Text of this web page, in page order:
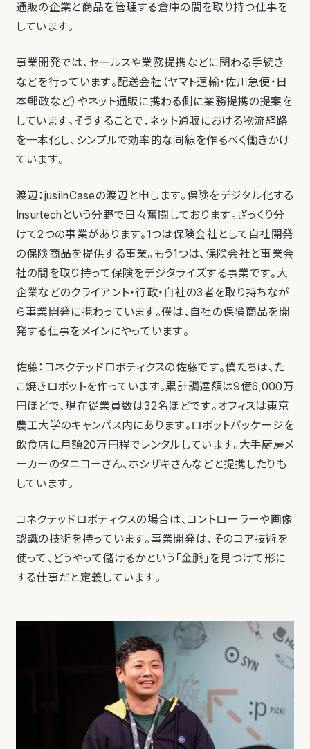
通販の企業と商品を管理する倉庫の間を取り持つ仕事を
しています。
事業開発では、セールスや業務提携などに関わる手続き
などを行っています。配送会社（ヤマト運輸・佐川急便・日
本郵政など）やネット通販に携わる側に業務提携の提案を
しています。そうすることで、ネット通販における物流経路
を一本化し、シンプルで効率的な同線を作るべく働きかけ
ています。
渡辺：jusiInCaseの渡辺と申します。保険をデジタル化する
Insurtechという分野で日々奮闘しております。ざっくり分
けて2つの事業があります。1つは保険会社として自社開発
の保険商品を提供する事業。もう1つは、保険会社と事業会
社の間を取り持って保険をデジタライズする事業です。大
企業などのクライアント・行政・自社の3者を取り持ちなが
ら事業開発に携わっています。僕は、自社の保険商品を開
発する仕事をメインにやっています。
佐藤：コネクテッドロボティクスの佐藤です。僕たちは、た
こ焼きロボットを作っています。累計調達額は9億6,000万
円ほどで、現在従業員数は32名ほどです。オフィスは東京
農工大学のキャンパス内にあります。ロボットパッケージを
飲食店に月額20万円程でレンタルしています。大手厨房メ
ーカーのタニコーさん、ホシザキさんなどと提携したりも
しています。
コネクテッドロボティクスの場合は、コントローラーや画像
認識の技術を持っています。事業開発は、そのコア技術を
使って、どうやって儲けるかという「金脈」を見つけて形に
する仕事だと定義しています。